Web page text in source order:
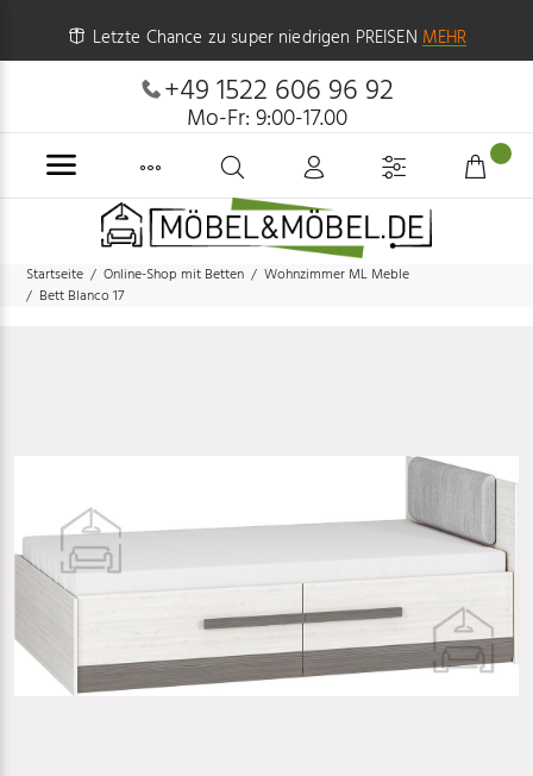
Letzte Chance zu super niedrigen PREISEN MEHR
+49 1522 606 96 92
Mo-Fr: 9:00-17.00
Startseite Online-Shop mit Betten
Wohnzimmer ML Meble
Bett Blanco 17